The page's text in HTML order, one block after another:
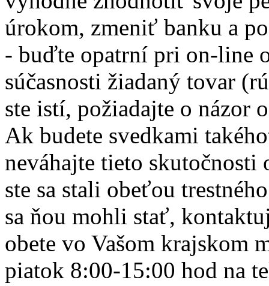
úrokom, zmeniť banku a
- buďte opatrní pri on-line
súčasnosti žiadaný tovar
ste istí, požiadajte o názor
Ak budete svedkami
neváhajte tieto
ste sa stali obeťou
sa ňou mohli stať,
obete vo Vašom krajskom
piatok 8:00-15:00 hod na